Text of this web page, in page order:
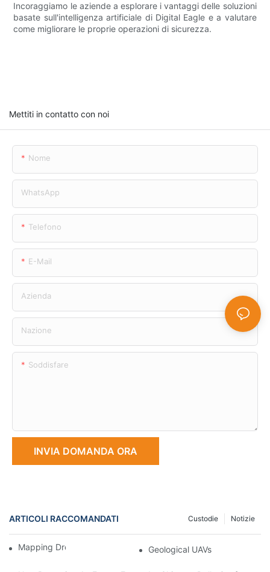
Incoraggiamo le aziende a esplorare i vantaggi delle soluzioni
basate sull'intelligenza artificiale di Digital Eagle e a valutare
come migliorare le proprie operazioni di sicurezza.
Mettiti in contatto con noi
Nome
WhatsApp
Telefono
E-Mail
Azienda
Nazione
Soddisfare
INVIA DOMANDA ORA
ARTICOLI RACCOMANDATI Notizie
Custodie
Mapping Drone Geological UAVs